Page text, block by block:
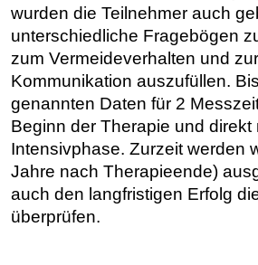
wurden die Teilnehmer auch
unterschiedliche Fragebögen
zum Vermeideverhalten und
Kommunikation auszufüllen.
genannten Daten für 2
Beginn der Therapie und
Intensivphase. Zurzeit werden
Jahre nach Therapieende)
auch den langfristigen Erfolg
überprüfen.